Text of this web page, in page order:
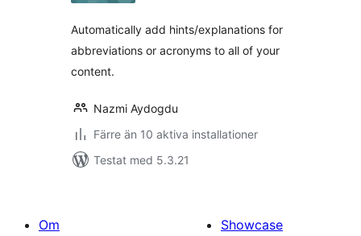
Automatically add hints/explanations for
abbreviations or acronyms to all of your
content.
Nazmi Aydogdu
Färre än 10 aktiva installationer
Testat med 5.3.21
Om
Showcase